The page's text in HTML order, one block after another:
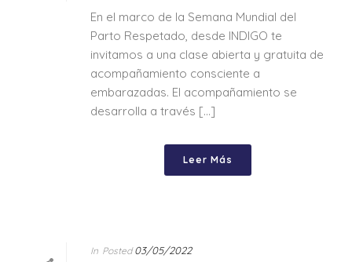
En el marco de la Semana Mundial del
Parto Respetado, desde INDIGO te
invitamos a una clase abierta y gratuita de
acompañamiento consciente a
embarazadas. El acompañamiento se
desarrolla a través [...]
Leer Más
In Posted 03/05/2022